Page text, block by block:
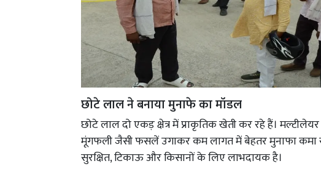
छोटे लाल ने बनाया मुनाफे का मॉडल
छोटे लाल दो एकड़ क्षेत्र में प्राकृतिक खेती कर रहे हैं।
मूंगफली जैसी फसलें उगाकर कम लागत में बेहतर मुनाफा कमा
सुरक्षित, टिकाऊ और किसानों के लिए लाभदायक है।